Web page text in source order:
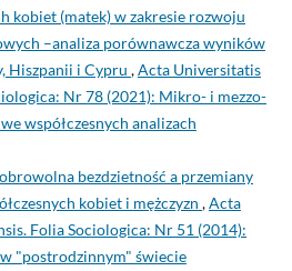
kobiet (matek) w zakresie rozwoju
–analiza porównawcza wyników
Hiszpanii i Cypru ,Acta Universitatis
Nr 78 (2021): Mikro- i mezzo-
współczesnych analizach
bezdzietność a przemiany
kobiet i mężczyzn ,Acta
Folia Sociologica: Nr 51 (2014):
"postrodzinnym" świecie